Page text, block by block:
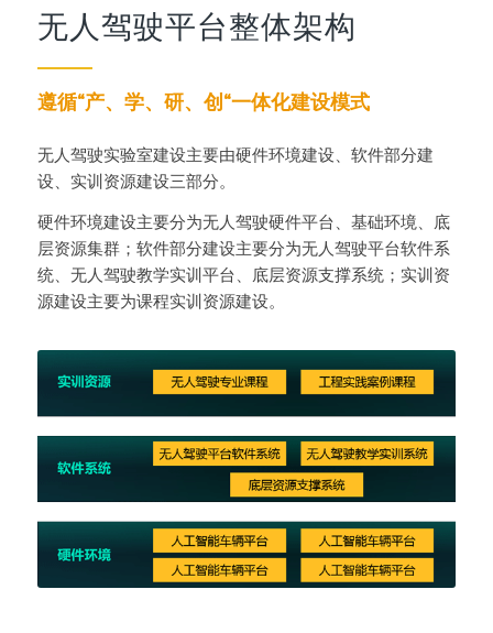
无人驾驶平台整体架构
遵循“产、学、研、创“一体化建设模式
无人驾驶实验室建设主要由硬件环境建设、软件部分建
设、实训资源建设三部分。
硬件环境建设主要分为无人驾驶硬件平台、基础环境、底
层资源集群；软件部分建设主要分为无人驾驶平台软件系
统、无人驾驶教学实训平台、底层资源支撑系统；实训资
源建设主要为课程实训资源建设。